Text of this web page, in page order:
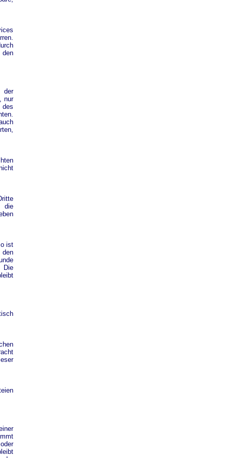
der
nur
des
die
ist
den
Die